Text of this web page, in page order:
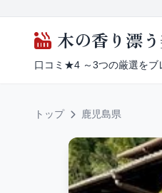
木の香り漂
口コミ★4 ～3つの厳選をブ
トップ 鹿児島県